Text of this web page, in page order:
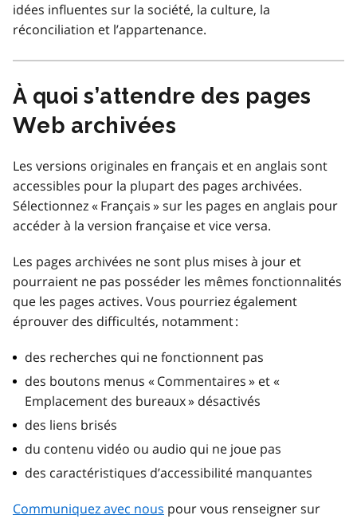
idées influentes sur la société, la culture, la
réconciliation et l’appartenance.
À quoi s’attendre des pages
Web archivées
Les versions originales en français et en anglais sont
accessibles pour la plupart des pages archivées.
Sélectionnez « Français » sur les pages en anglais pour
accéder à la version française et vice versa.
Les pages archivées ne sont plus mises à jour et
pourraient ne pas posséder les mêmes fonctionnalités
que les pages actives. Vous pourriez également
éprouver des difficultés, notamment :
des recherches qui ne fonctionnent pas
des boutons menus « Commentaires » et «
Emplacement des bureaux » désactivés
des liens brisés
du contenu vidéo ou audio qui ne joue pas
des caractéristiques d’accessibilité manquantes
Communiquez avec nous pour vous renseigner sur